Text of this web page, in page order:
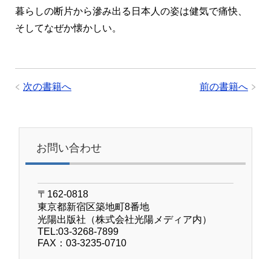
暮らしの断片から滲み出る日本人の姿は健気で痛快、
そしてなぜか懐かしい。
前の書籍へ
次の書籍へ
お問い合わせ
〒162-0818
東京都新宿区築地町8番地
光陽出版社（株式会社光陽メディア内）
TEL:03-3268-7899
FAX：03-3235-0710